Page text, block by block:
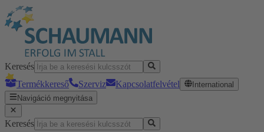
Keresés
Termékkereső
Szerviz Kapcsolatfelvétel
International
Navigáció megnyitása
Keresés